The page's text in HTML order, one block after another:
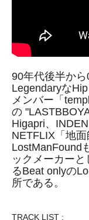
90年代後半か
Legendaryな
メンバー「
の
Higapri、
NETFLIX「地
LostManFound
ックメーカー
るBeat onlyの
所である。
TRACK LIST :